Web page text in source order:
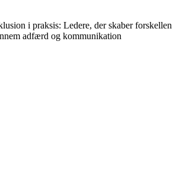
i praksis: Ledere, der skaber forskellen
adfærd og kommunikation